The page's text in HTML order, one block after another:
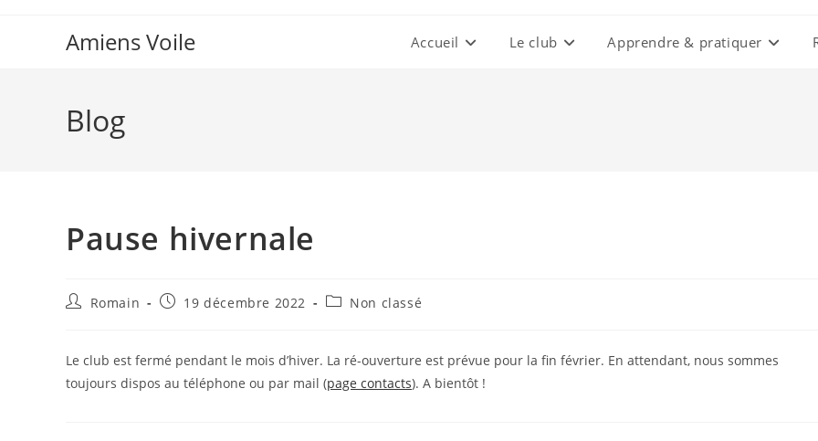
Amiens Voile Accueil Le club Apprendre & pratiquer
Blog
Pause hivernale
Auteur/autrice
publication :
Romain
Publication
19 décembre 2022
PostNon classé
Le club est fermé pendant le mois d’hiver. La ré-ouverture est prévue pour la fin février. En attendant, nous sommes
toujours dispos au téléphone ou par mail (page contacts). A bientôt !